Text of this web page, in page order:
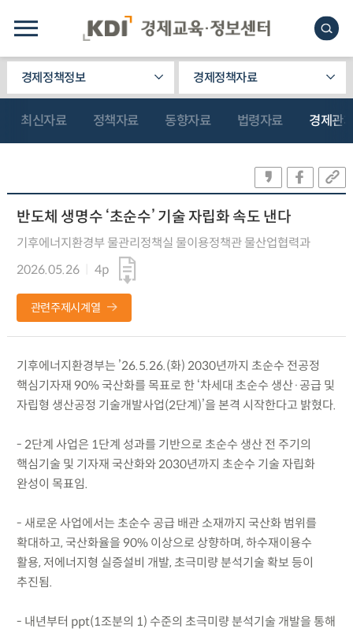
경제정책정보 경제정책자료
최신자료 정책자료 동향자료 법령자료 경제관
반도체 생명수 ‘초순수’ 기술 자립화 속도 낸다
기후에너지환경부 물관리정책실 물이용정책관 물산업협력과
2026.05.26
4p
관련주제시계열
기후에너지환경부는 ’26.5.26.(화) 2030년까지 초순수 전공정
핵심기자재 90% 국산화를 목표로 한 ‘차세대 초순수 생산·공급 및
자립형 생산공정 기술개발사업(2단계)’을 본격 시작한다고 밝혔다.
- 2단계 사업은 1단계 성과를 기반으로 초순수 생산 전 주기의
핵심기술 및 기자재 국산화와 2030년까지 초순수 기술 자립화
완성이 목표임.
- 새로운 사업에서는 초순수 공급 배관 소재까지 국산화 범위를
확대하고, 국산화율을 90% 이상으로 상향하며, 하수재이용수
활용, 저에너지형 실증설비 개발, 초극미량 분석기술 확보 등이
추진됨.
- 내년부터 ppt(1조분의 1) 수준의 초극미량 분석기술 개발을 통해